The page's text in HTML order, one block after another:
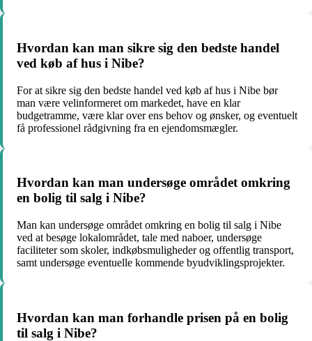
Hvordan kan man sikre sig den bedste handel
ved køb af hus i Nibe?
For at sikre sig den bedste handel ved køb af hus i Nibe bør
man være velinformeret om markedet, have en klar
budgetramme, være klar over ens behov og ønsker, og eventuelt
få professionel rådgivning fra en ejendomsmægler.
Hvordan kan man undersøge området omkring
en bolig til salg i Nibe?
Man kan undersøge området omkring en bolig til salg i Nibe
ved at besøge lokalområdet, tale med naboer, undersøge
faciliteter som skoler, indkøbsmuligheder og offentlig transport,
samt undersøge eventuelle kommende byudviklingsprojekter.
Hvordan kan man forhandle prisen på en bolig
til salg i Nibe?